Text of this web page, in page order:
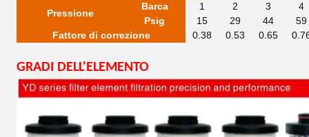
Pressione
Barca 1 2 3
4
Psig
15 29 44
59
Fattore di correzione
0.38 0.53 0.65
GRADI DELL'ELEMENTO